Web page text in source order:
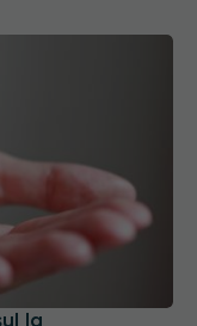
la
femeile cu